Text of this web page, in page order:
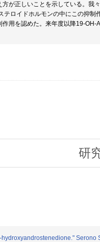
方が正しいことを示している。我
テロイドホルモンの中にこの抑
作用を認めた。来年度以降19-OH-
研